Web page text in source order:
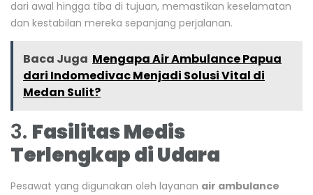
dari awal hingga tiba di tujuan, memastikan keselamatan
dan kestabilan mereka sepanjang perjalanan.
Baca Juga Mengapa Air Ambulance Papua
dari Indomedivac Menjadi Solusi Vital di
Medan Sulit?
3. Fasilitas Medis
Terlengkap di Udara
Pesawat yang digunakan oleh layanan air ambulance